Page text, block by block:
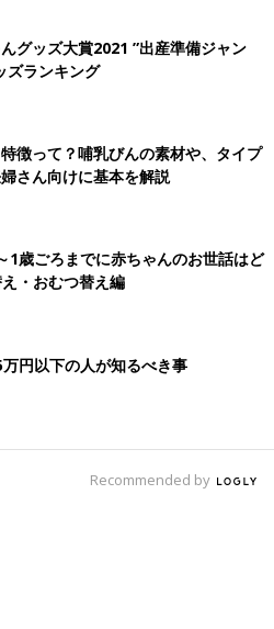
グッズ大賞2021 ”出産準備ジャン
ランキング
徴って？哺乳びんの素材や、タイプ
さん向けに基本を解説
1歳ごろまでに赤ちゃんのお世話はど
・おむつ替え編
円以下の人が知るべき事
Recommended by